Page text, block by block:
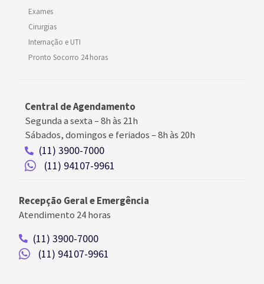
Exames
Cirurgias
Internação e UTI
Pronto Socorro 24 horas
Central de Agendamento
Segunda a sexta –8h às 21h
Sábados, domingos e feriados–8h às 20h
(11) 3900-7000
(11) 94107-9961
Recepção Geral e Emergência
Atendimento 24 horas
(11) 3900-7000
(11) 94107-9961